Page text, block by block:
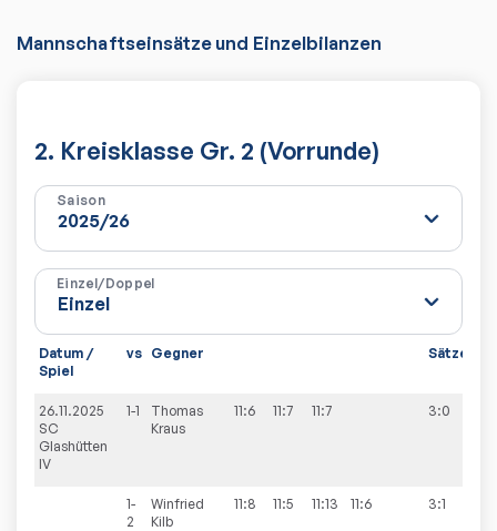
Mannschaftseinsätze und Einzelbilanzen
2. Kreisklasse Gr. 2 (Vorrunde)
Saison
Einzel/Doppel
Datum /
Spiel
vs Gegner Sätze
26.11.2025
SC
Glashütten
IV
1-1
Thomas
Kraus
11:6 11:7 11:7 3:0
1-
2
Winfried
Kilb
11:8 11:5 11:13 11:6 3:1